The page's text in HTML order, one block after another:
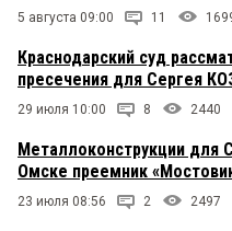
5 августа 09:00 11
Краснодарский суд
пресечения для Сергея
29 июля 10:00 8 2440
Металлоконструкции для
Омске преемник
23 июля 08:56 2 2497